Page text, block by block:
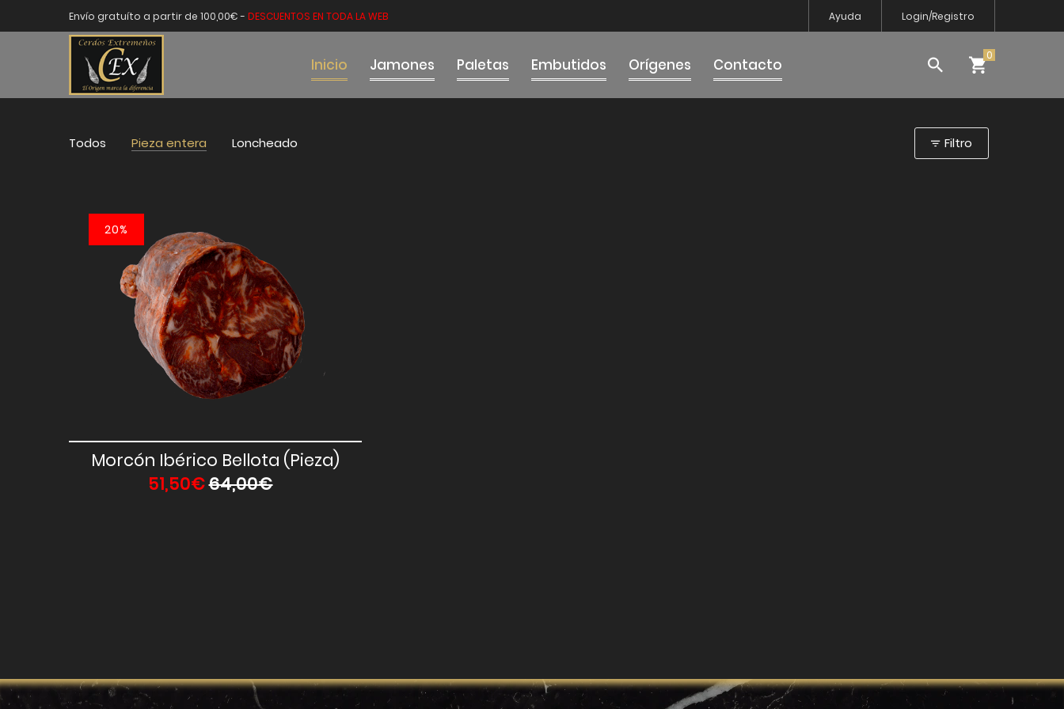
Envío gratuíto a partir de 100,00€ - DESCUENTOS EN TODA LA WEB Ayuda Login/Registro
Inicio Jamones Paletas Embutidos Orígenes Contacto
Todos Pieza entera Loncheado Filtro
Vista Rápida
Morcón Ibérico Bellota (Pieza)
51,50€64,00€
20%